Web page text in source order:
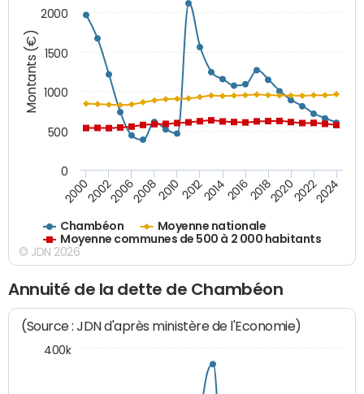
Montants (€)
Chambéon
Moyenne nationale
Moyenne communes de 500 à 2 000 habitants
200020022006200820102012201420162018202020222024
0
500
1000
1500
2000
© JDN 2026
Annuité de la dette de Chambéon
(Source : JDN d'après ministère de l'Economie)
400k